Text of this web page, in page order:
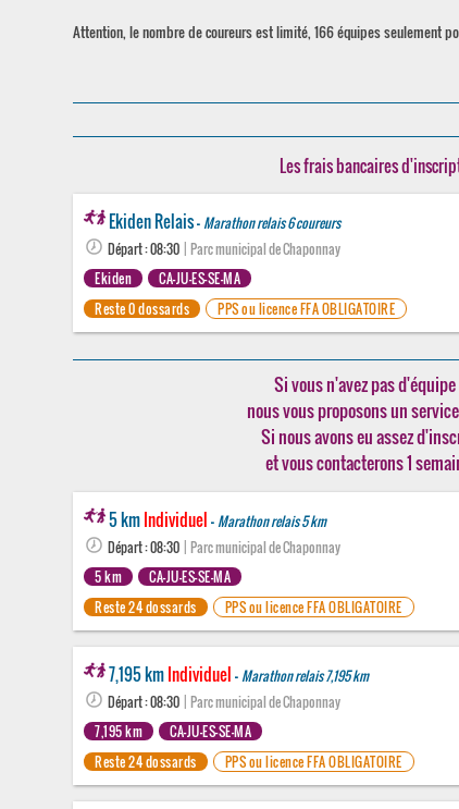
Attention, le nombre de coureurs est limité, 166 équipes seulement
Les frais bancaires
Ekiden Relais - Marathon relais 6 coureurs
Départ : 08:30 | Parc municipal de Chaponnay
Ekiden
CA-JU-ES-SE-MA
Reste 0 dossards
PPS ou licence FFA OBLIGATOIRE
Si vous n'avez pas
nous vous proposons un
Si nous avons eu assez
et vous contacterons 1
5 kmIndividuel- Marathon relais 5 km
Départ : 08:30 | Parc municipal de Chaponnay
5 km
CA-JU-ES-SE-MA
Reste 24 dossards
PPS ou licence FFA OBLIGATOIRE
7,195 kmIndividuel- Marathon relais 7,195 km
Départ : 08:30 | Parc municipal de Chaponnay
7,195 km
CA-JU-ES-SE-MA
Reste 24 dossards
PPS ou licence FFA OBLIGATOIRE